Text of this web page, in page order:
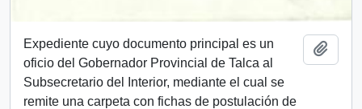
Expediente cuyo documento principal es un
oficio del Gobernador Provincial de Talca al
Subsecretario del Interior, mediante el cual se
remite una carpeta con fichas de postulación de